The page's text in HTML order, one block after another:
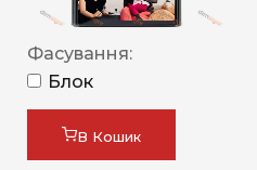
Фасування:
Блок
В Кошик